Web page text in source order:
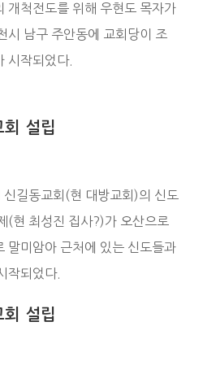
개척전도를 위해 우현도 목자가
시 남구 주안동에 교회당이 조
시작되었다.
회 설립
길동교회(현 대방교회)의 신도
(현 최성진 집사?)가 오산으로
말미암아 근처에 있는 신도들과
작되었다.
설립